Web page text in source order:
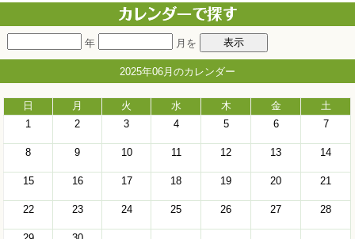
年 月を
2025年06月のカレンダー
日 月 火 水 木 金
土
1
2 3 4 5 6 7
8 9 10 11 12 13 14
15 16 17 18 19 20 21
22 23 24 25 26 27 28